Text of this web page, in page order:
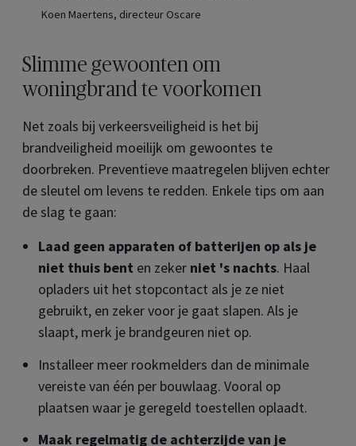
Koen Maertens, directeur Oscare
Slimme gewoonten om
woningbrand te voorkomen
Net zoals bij verkeersveiligheid is het bij
brandveiligheid moeilijk om gewoontes te
doorbreken. Preventieve maatregelen blijven echter
de sleutel om levens te redden. Enkele tips om aan
de slag te gaan:
Laad geen apparaten of batterijen op als je
niet thuis bent en zeker niet 's nachts. Haal
opladers uit het stopcontact als je ze niet
gebruikt, en zeker voor je gaat slapen. Als je
slaapt, merk je brandgeuren niet op.
Installeer meer rookmelders dan de minimale
vereiste van één per bouwlaag. Vooral op
plaatsen waar je geregeld toestellen oplaadt.
Maak regelmatig de achterzijde van je